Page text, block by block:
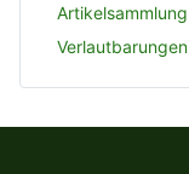
Artikelsammlung
Verlautbarungen